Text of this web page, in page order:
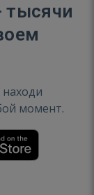
тысячи
момент.